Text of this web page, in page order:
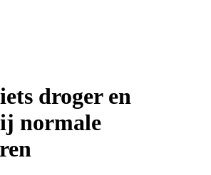
droger en
normale